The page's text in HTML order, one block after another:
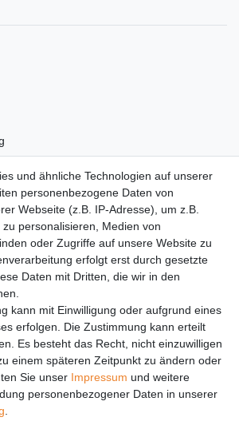
und ähnliche Technologien auf unserer
personenbezogene Daten von
Webseite (z.B. IP-Adresse), um z.B.
personalisieren, Medien von
oder Zugriffe auf unsere Website zu
erfolgt erst durch gesetzte
Daten mit Dritten, die wir in den
kann mit Einwilligung oder aufgrund eines
erfolgen. Die Zustimmung kann erteilt
Es besteht das Recht, nicht einzuwilligen
einem späteren Zeitpunkt zu ändern oder
Sie unser Impressum und weitere
personenbezogener Daten in unserer